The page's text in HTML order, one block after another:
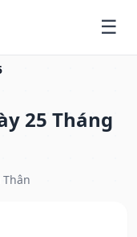
25 Tháng
Thân